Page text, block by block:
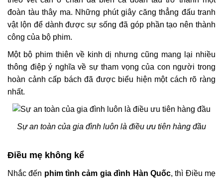
đoàn tàu thây ma. Những phút giây căng thẳng đấu tranh
vật lộn để dành được sự sống đã góp phần tạo nên thành
công của bộ phim.
Một bộ phim thiên về kinh dị nhưng cũng mang lại nhiều
thông điệp ý nghĩa về sự tham vọng của con người trong
hoàn cảnh cấp bách đã được biểu hiện một cách rõ ràng
nhất.
Sự an toàn của gia đình luôn là điều ưu tiên hàng đầu
Điều mẹ không kể
Nhắc đến phim tình cảm gia đình Hàn Quốc, thì Điều mẹ